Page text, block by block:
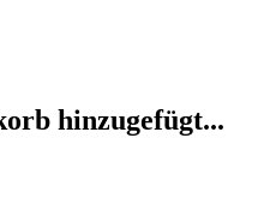
hinzugefügt...